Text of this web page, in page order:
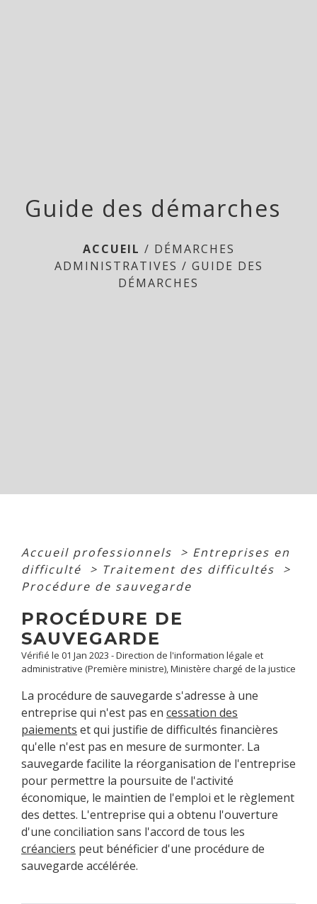
Guide des démarches
ACCUEIL / DÉMARCHES
ADMINISTRATIVES / GUIDE DES
DÉMARCHES
Accueil professionnels > Entreprises en
difficulté
> Traitement des difficultés
>
Procédure de sauvegarde
PROCÉDURE DE
SAUVEGARDE
Vérifié le 01 Jan 2023 - Direction de l'information légale et
administrative (Première ministre), Ministère chargé de la justice
La procédure de sauvegarde s'adresse à une
entreprise qui n'est pas en cessation des
paiements et qui justifie de difficultés financières
qu'elle n'est pas en mesure de surmonter. La
sauvegarde facilite la réorganisation de l'entreprise
pour permettre la poursuite de l'activité
économique, le maintien de l'emploi et le règlement
des dettes. L'entreprise qui a obtenu l'ouverture
d'une conciliation sans l'accord de tous les
créanciers peut bénéficier d'une procédure de
sauvegarde accélérée.